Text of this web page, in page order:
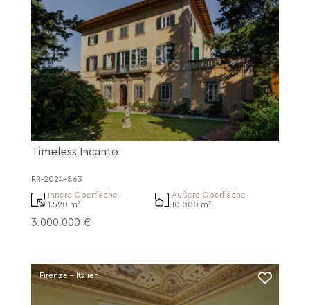
Timeless Incanto
RR-2024-863
Innere Oberfläche
1.520 m²
Äußere Oberfläche
10.000 m²
3.000.000 €
Firenze - Italien